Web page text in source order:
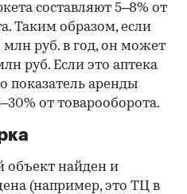
составляют 5–8% от
Таким образом, если
млн руб. в год, он может
руб. Если это аптека
показатель аренды
от товарооборота.
объект найден и
(например, это ТЦ в